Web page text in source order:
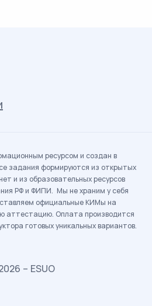
ресурсом и создан в
задания формируются из открытых
и из образовательных ресурсов
РФ и ФИПИ. Мы не храним у себя
официальные КИМы на
аттестацию. Оплата производится
готовых уникальных вариантов.
– ESUO